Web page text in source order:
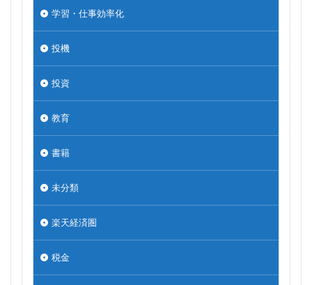
学習・仕事効率化
投機
投資
教育
書籍
未分類
楽天経済圏
税金